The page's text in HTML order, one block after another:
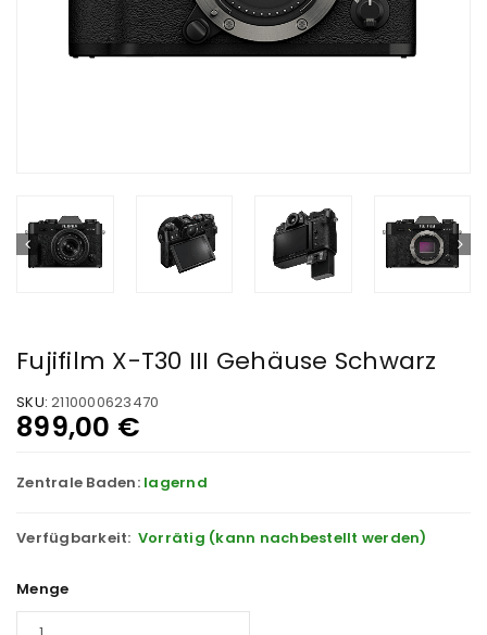
Fujifilm X-T30 III Gehäuse Schwarz
SKU: 2110000623470
899,00 €
Zentrale Baden: lagernd
Verfügbarkeit: Vorrätig (kann nachbestellt werden)
Menge